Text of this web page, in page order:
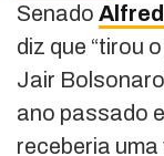
Senado
diz que “tirou
Jair
ano passado
receberia uma